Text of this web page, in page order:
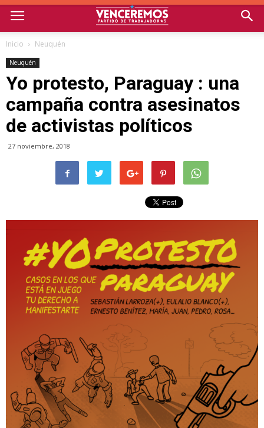
Inicio Neuquén
Neuquén
Yo protesto, Paraguay : una
campaña contra asesinatos
de activistas políticos
27 noviembre, 2018